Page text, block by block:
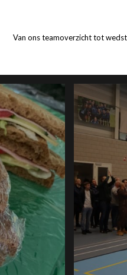
Van ons teamoverzicht tot